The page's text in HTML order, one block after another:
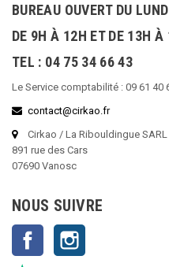
BUREAU OUVERT DU
DE 9H À 12H ET DE 13H À
TEL : 04 75 34 66 43
Le Service comptabilité : 09 61 40
contact@cirkao.fr
Cirkao / La Ribouldingue SARL
891 rue des Cars
07690 Vanosc
NOUS SUIVRE
Facebook